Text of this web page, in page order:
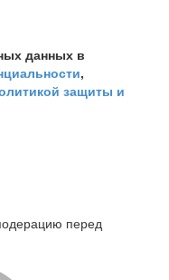
данных в
,
защиты и
перед